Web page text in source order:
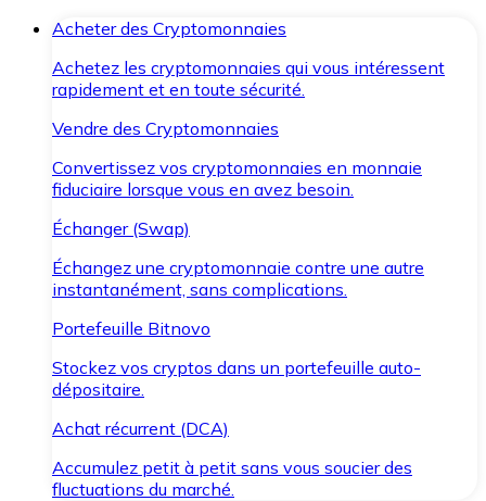
Acheter des Cryptomonnaies
Achetez les cryptomonnaies qui vous intéressent
rapidement et en toute sécurité.
Vendre des Cryptomonnaies
Convertissez vos cryptomonnaies en monnaie
fiduciaire lorsque vous en avez besoin.
Échanger (Swap)
Échangez une cryptomonnaie contre une autre
instantanément, sans complications.
Portefeuille Bitnovo
Stockez vos cryptos dans un portefeuille auto-
dépositaire.
Achat récurrent (DCA)
Accumulez petit à petit sans vous soucier des
fluctuations du marché.